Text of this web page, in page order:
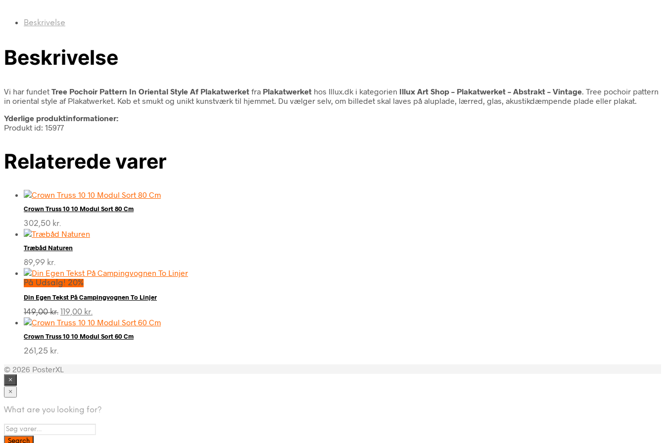
Beskrivelse
Beskrivelse
Vi har fundet Tree Pochoir Pattern In Oriental Style Af Plakatwerket fra Plakatwerket hos Illux.dk i kategorien Illux Art Shop – Plakatwerket – Abstrakt – Vintage . Tree pochoir pattern
in oriental style af Plakatwerket. Køb et smukt og unikt kunstværk til hjemmet. Du vælger selv, om billedet skal laves på aluplade, lærred, glas, akustikdæmpende plade eller plakat.
Yderlige produktinformationer:
Produkt id: 15977
Relaterede varer
Crown Truss 10 10 Modul Sort 80 Cm
302,50 kr.
Træbåd Naturen
89,99 kr.
På Udsalg! 20%
Din Egen Tekst På Campingvognen To Linjer
149,00kr. Den
oprindelige
var:
119,00 kr.
aktuelle
er:
Crown Truss 10 10 Modul Sort 60 Cm
261,25 kr.
© 2026 PosterXL
×
×
What are you looking for?